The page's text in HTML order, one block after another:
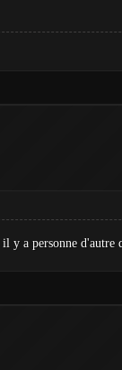
y a personne d'autre